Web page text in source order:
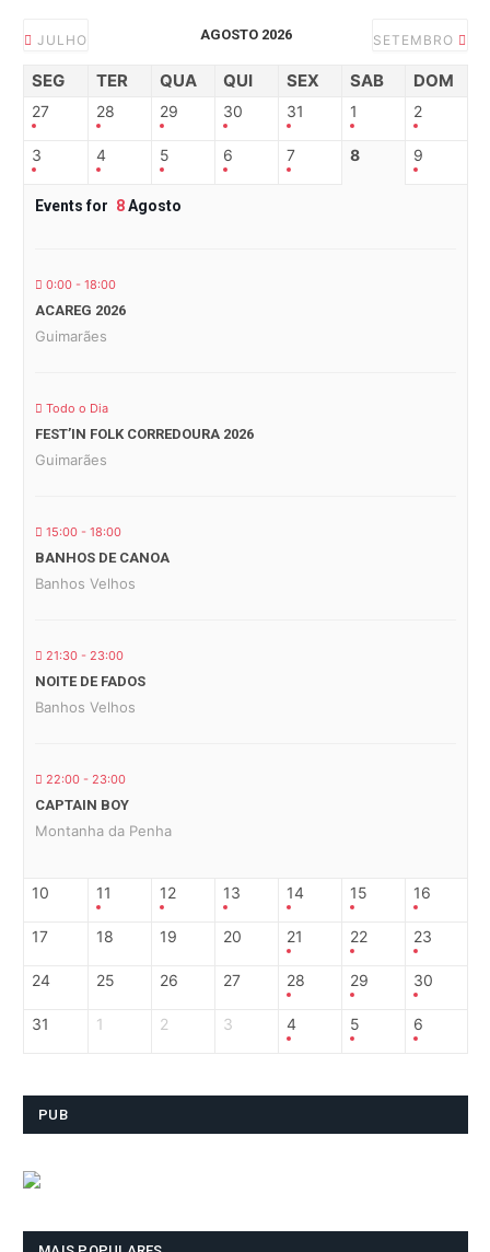
JULHO AGOSTO 2026 SETEMBRO
SEG TER QUA QUI SEX SAB DOM
27 28 29 30 31 1 2
3 4 5 6 7 8 9
Events for 8Agosto
0:00 - 18:00
ACAREG 2026
Guimarães
Todo o Dia
FEST’IN FOLK CORREDOURA 2026
Guimarães
15:00 - 18:00
BANHOS DE CANOA
Banhos Velhos
21:30 - 23:00
NOITE DE FADOS
Banhos Velhos
22:00 - 23:00
CAPTAIN BOY
Montanha da Penha
10 11 12 13 14 15 16
17 18 19 20 21 22 23
24 25 26 27 28 29 30
31 1 2 3 4 5 6
PUB